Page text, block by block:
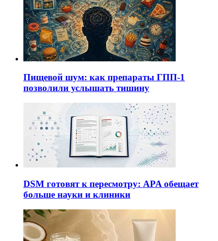
Пищевой шум: как препараты ГПП-1
позволили услышать тишину
DSM готовят к пересмотру: APA обещает
больше науки и клиники